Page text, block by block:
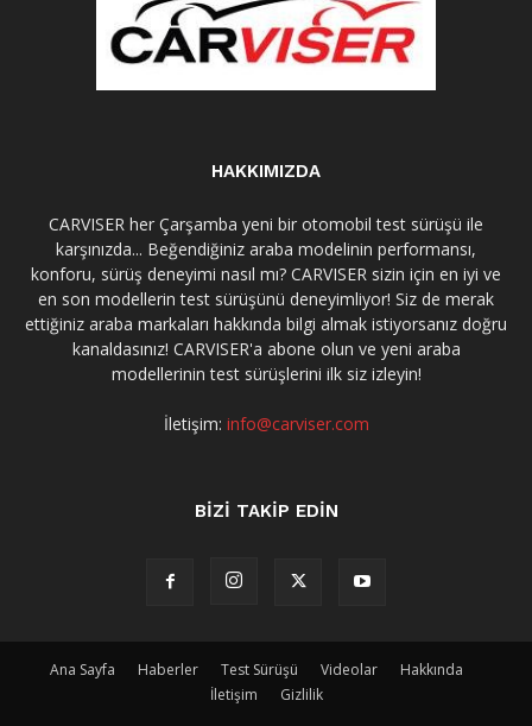
HAKKIMIZDA
CARVISER her Çarşamba yeni bir otomobil test sürüşü ile
karşınızda... Beğendiğiniz araba modelinin performansı,
konforu, sürüş deneyimi nasıl mı? CARVISER sizin için en iyi ve
en son modellerin test sürüşünü deneyimliyor! Siz de merak
ettiğiniz araba markaları hakkında bilgi almak istiyorsanız doğru
kanaldasınız! CARVISER'a abone olun ve yeni araba
modellerinin test sürüşlerini ilk siz izleyin!
İletişim: info@carviser.com
BİZİ TAKİP EDİN
Ana Sayfa Haberler Test Sürüşü Videolar
Hakkında
İletişim
Gizlilik